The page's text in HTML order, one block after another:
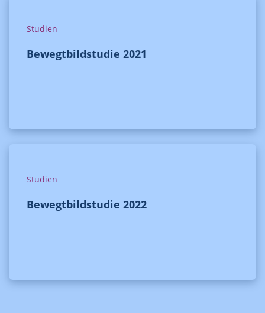
Studien
Bewegtbildstudie 2021
Studien
Bewegtbildstudie 2022